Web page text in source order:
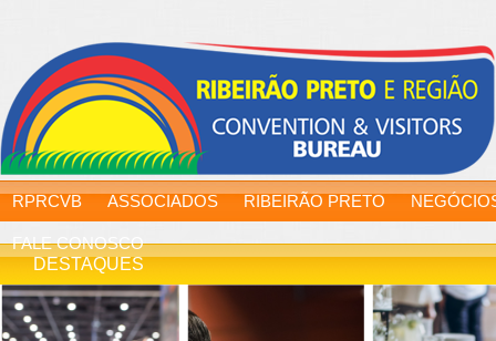
RPRCVB ASSOCIADOS RIBEIRÃO PRETO
FALE CONOSCO
DESTAQUES